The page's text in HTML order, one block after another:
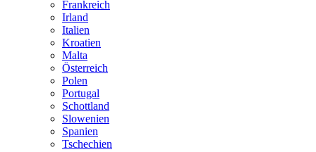
Frankreich
Irland
Italien
Kroatien
Malta
Österreich
Polen
Portugal
Schottland
Slowenien
Spanien
Tschechien